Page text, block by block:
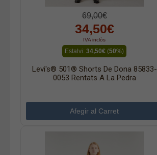
69,00€
34,50€
IVA inclòs
Estalvi: 34,50€ (50%)
Levi's® 501® Shorts De Dona 85833-
0053 Rentats A La Pedra